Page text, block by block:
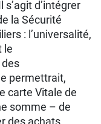
d’intégrer
la Sécurité
: l’universalité,
le
permettrait,
carte Vitale de
somme – de
des achats